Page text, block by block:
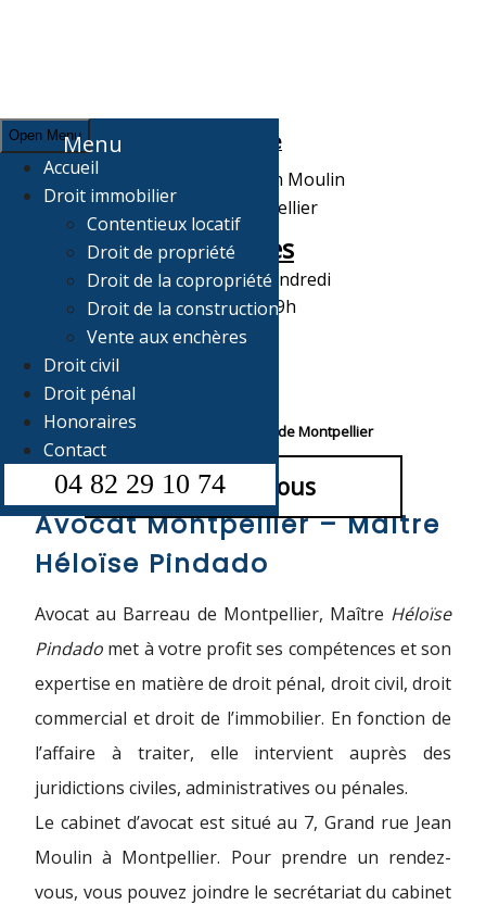
Open MenuMenu
Accueil
Droit immobilier
Contentieux locatif
Droit de propriété
Droit de la copropriété
Droit de la construction
Vente aux enchères
Droit civil
Droit pénal
Honoraires
Contact
04 82 29 10 74
Adresse
7, Grand rue Jean Moulin
34000 Montpellier
Horaires
Du Lundi au Vendredi
de 10H à 19h
Votre avocat au Barreau de Montpellier
Contactez-nous
Avocat Montpellier – Maître
Héloïse Pindado
Avocat au Barreau de Montpellier, Maître Héloïse
Pindado met à votre profit ses compétences et son
expertise en matière de droit pénal, droit civil, droit
commercial et droit de l’immobilier. En fonction de
l’affaire à traiter, elle intervient auprès des
juridictions civiles, administratives ou pénales.
Le cabinet d’avocat est situé au 7, Grand rue Jean
Moulin à Montpellier. Pour prendre un rendez-
vous, vous pouvez joindre le secrétariat du cabinet